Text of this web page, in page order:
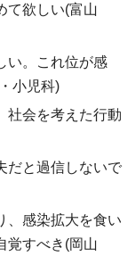
て欲しい(富山
い。これ位が感
小児科)
社会を考えた行動
だと過信しないで
、感染拡大を食い
覚すべき(岡山